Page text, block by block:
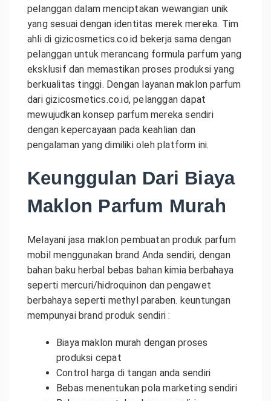
pelanggan dalam menciptakan wewangian unik
yang sesuai dengan identitas merek mereka. Tim
ahli di gizicosmetics.co.id bekerja sama dengan
pelanggan untuk merancang formula parfum yang
eksklusif dan memastikan proses produksi yang
berkualitas tinggi. Dengan layanan maklon parfum
dari gizicosmetics.co.id, pelanggan dapat
mewujudkan konsep parfum mereka sendiri
dengan kepercayaan pada keahlian dan
pengalaman yang dimiliki oleh platform ini.
Keunggulan Dari Biaya
Maklon Parfum Murah
Melayani jasa maklon pembuatan produk parfum
mobil menggunakan brand Anda sendiri, dengan
bahan baku herbal bebas bahan kimia berbahaya
seperti mercuri/hidroquinon dan pengawet
berbahaya seperti methyl paraben. keuntungan
mempunyai brand produk sendiri :
Biaya maklon murah dengan proses
produksi cepat
Control harga di tangan anda sendiri
Bebas menentukan pola marketing sendiri